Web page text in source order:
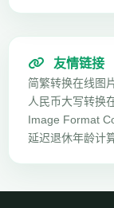
友情链接
简繁转换在线图
人民币大写转换
Image Format
延迟退休年龄计